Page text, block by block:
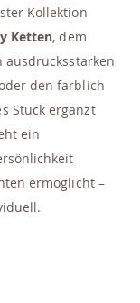
Kollektion
Ketten, dem
ausdrucksstarken
den farblich
Stück ergänzt
ein
ermöglicht –